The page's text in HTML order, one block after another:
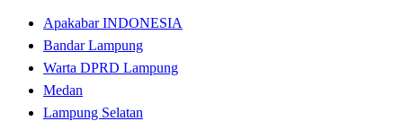
Apakabar INDONESIA
Bandar Lampung
Warta DPRD Lampung
Medan
Lampung Selatan